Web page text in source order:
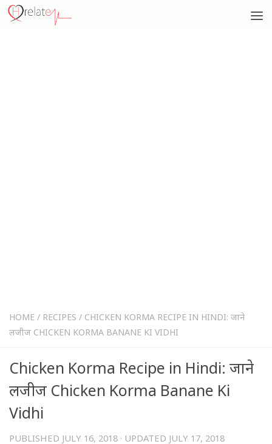
HOME / RECIPES / CHICKEN KORMA RECIPE IN HINDI: जाने
लजीज CHICKEN KORMA BANANE KI VIDHI
Chicken Korma Recipe in Hindi: जाने
लजीज Chicken Korma Banane Ki
Vidhi
PUBLISHED JULY 16, 2018 · UPDATED JULY 17, 2018